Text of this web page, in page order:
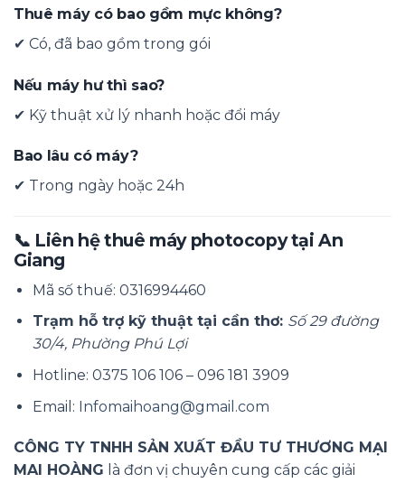
Thuê máy có bao gồm mực không?
✔ Có, đã bao gồm trong gói
Nếu máy hư thì sao?
✔ Kỹ thuật xử lý nhanh hoặc đổi máy
Bao lâu có máy?
✔ Trong ngày hoặc 24h
📞 Liên hệ thuê máy photocopy tạiAn
Giang
Mã số thuế: 0316994460
Trạm hỗ trợ kỹ thuật tại cần thơ: Số 29 đường
30/4, Phường Phú Lợi
Hotline: 0375 106 106 – 096 181 3909
Email: Infomaihoang@gmail.com
CÔNG TY TNHH SẢN XUẤT ĐẦU TƯ THƯƠNG MẠI
MAI HOÀNG là đơn vị chuyên cung cấp các giải